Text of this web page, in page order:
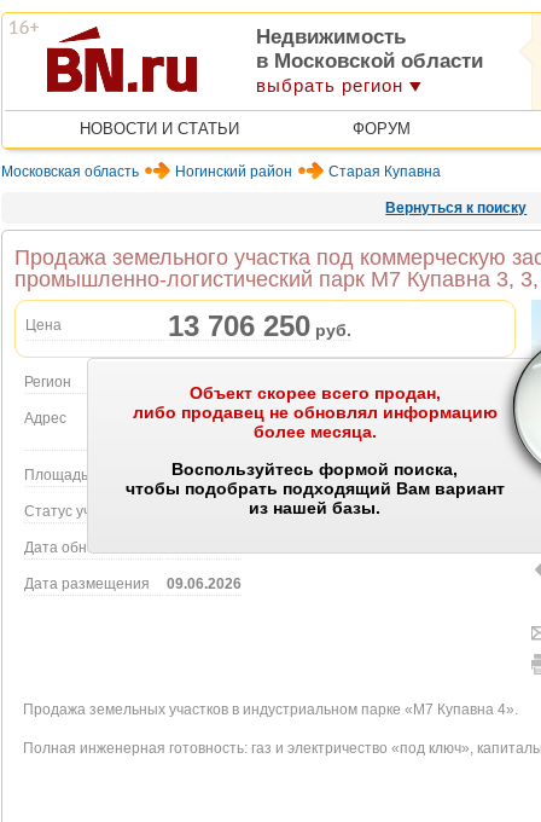
Недвижимость
в Московской области
выбрать регион
НОВОСТИ И СТАТЬИ ФОРУМ
Московская область Ногинский район Старая Купавна
Вернуться к поиску
Объект скорее всего продан,
либо продавец не обновлял информацию
более месяца.
Воспользуйтесь формой поиска,
чтобы подобрать подходящий Вам вариант
из нашей базы.
Продажа земельного участка под коммерческую
промышленно-логистический парк М7 Купавна 3,
Цена 13 706 250 руб.
Регион
Адрес
Старая Купавна, промышленно-логистический
парк М7 Купавна 3, 3
Объект на карте
Площадь участка 0.2193 Га.
Статус участка садоводство
Дата обновления
Дата размещения 09.06.2026
Продажа земельных участков в индустриальном парке «М7 Купавна 4».
Полная инженерная готовность: газ и электричество «под ключ»,